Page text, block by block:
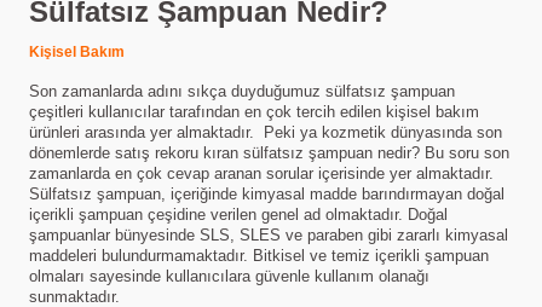
Sülfatsız Şampuan Nedir?
Kişisel Bakım
Son zamanlarda adını sıkça duyduğumuz sülfatsız şampuan
çeşitleri kullanıcılar tarafından en çok tercih edilen kişisel bakım
ürünleri arasında yer almaktadır. Peki ya kozmetik dünyasında son
dönemlerde satış rekoru kıran sülfatsız şampuan nedir? Bu soru son
zamanlarda en çok cevap aranan sorular içerisinde yer almaktadır.
Sülfatsız şampuan, içeriğinde kimyasal madde barındırmayan doğal
içerikli şampuan çeşidine verilen genel ad olmaktadır. Doğal
şampuanlar bünyesinde SLS, SLES ve paraben gibi zararlı kimyasal
maddeleri bulundurmamaktadır. Bitkisel ve temiz içerikli şampuan
olmaları sayesinde kullanıcılara güvenle kullanım olanağı
sunmaktadır.